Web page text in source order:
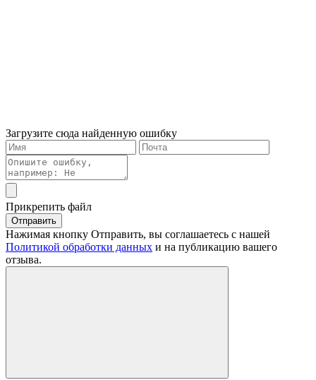
Загрузите сюда найденную ошибку
Прикрепить файл
Отправить
Нажимая кнопку Отправить, вы соглашаетесь с нашей
Политикой обработки данных и на публикацию вашего
отзыва.